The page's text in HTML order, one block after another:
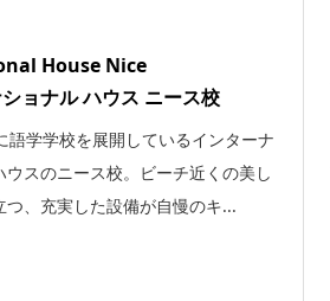
House Nice
ョナル ハウス ニース校
語学学校を展開しているインターナ
ウスのニース校。ビーチ近くの美し
つ、充実した設備が自慢のキ...